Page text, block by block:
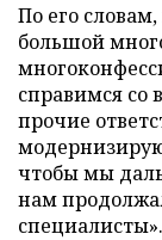
По его
большой
справимся со
прочие
чтобы мы
нам
специалисты».